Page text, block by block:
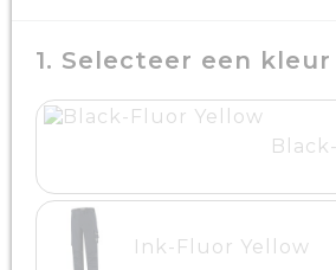
1. Selecteer een kleur
Ink-Fluor Yellow